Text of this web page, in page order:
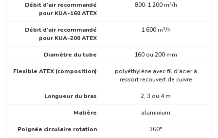
Débit d'air recommandé
pour KUA-160 ATEX
800-1 200 m³/h
Débit d'air recommandé
pour KUA-200 ATEX
1 600 m³/h
Diamètre du tube 160 ou 200 mm
Flexible ATEX (composition)
polyéthylène avec fil d’acier à
ressort recouvert de cuivre
Longueur du bras 2, 3 ou 4 m
Matière aluminium
Poignée circulaire rotation 360°